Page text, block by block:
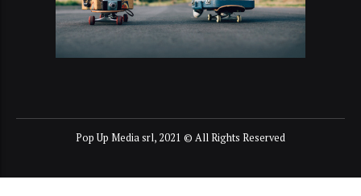
Pop Up Media srl, 2021 © All Rights Reserved